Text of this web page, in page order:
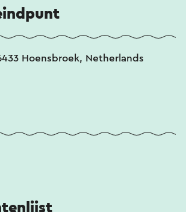
Hoensbroek, Netherlands